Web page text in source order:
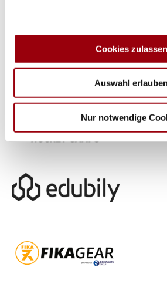
personalisieren, Funktionen für
soziale Medien, Werbung und
Partner führen diese Informationen
weiteren Daten zusammen, die Sie
haben oder die sie im Rahmen Ihrer
Cookies zulassen
Auswahl
Nur notwendige